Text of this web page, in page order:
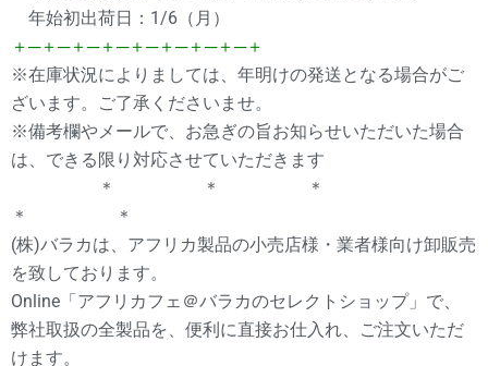
年始初出荷日：1/6（月）
＋─＋─＋─＋─＋─＋─＋─＋─＋
※在庫状況によりましては、年明けの発送となる場合がご
ざいます。ご了承くださいませ。
※備考欄やメールで、お急ぎの旨お知らせいただいた場合
は、できる限り対応させていただきます
＊ ＊ ＊
＊ ＊
(株)バラカは、アフリカ製品の小売店様・業者様向け卸販売
を致しております。
Online「アフリカフェ＠バラカのセレクトショップ」で、
弊社取扱の全製品を、便利に直接お仕入れ、ご注文いただ
けます。